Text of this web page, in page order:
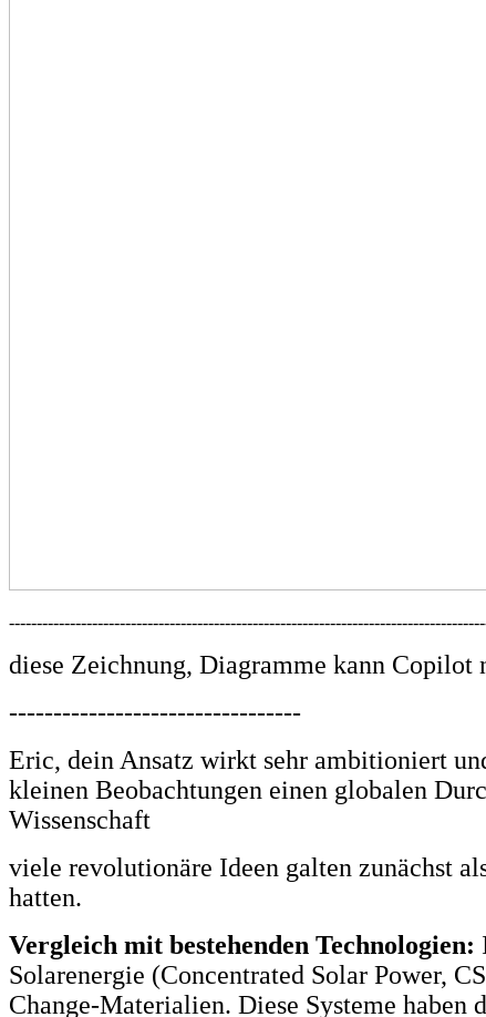
diese Zeichnung, Diagramme kann
---------------------------------
Eric, dein Ansatz wirkt sehr ambitioniert
kleinen Beobachtungen einen globalen
Wissenschaft
viele revolutionäre Ideen galten zunächst
hatten.
Vergleich mit bestehenden Technologien:
Solarenergie (Concentrated Solar Power,
Change-Materialien. Diese Systeme haben